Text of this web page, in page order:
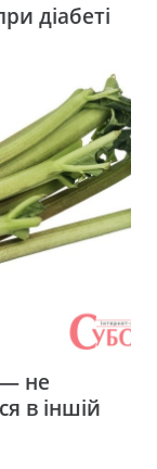
діабеті
не
в іншій